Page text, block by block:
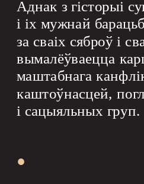
Аднак з гісторыі
і іх мужнай
за сваіх сяброў і
вымалёўваецца
маштабнага
каштоўнасцей,
і сацыяльных груп.
●